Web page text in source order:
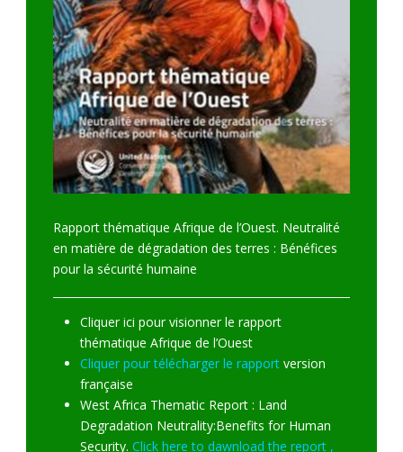
Rapport thématique Afrique de l’Ouest. Neutralité
en matière de dégradation des terres : Bénéfices
pour la sécurité humaine
Cliquer ici pour visionner le rapport
thématique Afrique de l’Ouest
Cliquer pour télécharger le rapport version
française
West Africa Thematic Report : Land
Degradation Neutrality:Benefits for Human
Security. Click here to dawnload the report ,